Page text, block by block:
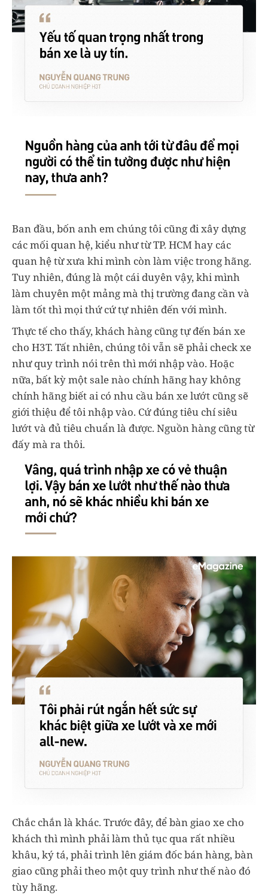
Ban đầu, bốn anh em chúng tôi cũng đi xây dựng
các mối quan hệ, kiểu như từ TP. HCM hay các
quan hệ từ xưa khi mình còn làm việc trong hãng.
Tuy nhiên, đúng là một cái duyên vậy, khi mình
làm chuyên một mảng mà thị trường đang cần và
làm tốt thì mọi thứ cứ tự nhiên đến với mình.
Thực tế cho thấy, khách hàng cũng tự đến bán xe
cho H3T. Tất nhiên, chúng tôi vẫn sẽ phải check xe
như quy trình nói trên thì mới nhập vào. Hoặc
nữa, bất kỳ một sale nào chính hãng hay không
chính hãng biết ai có nhu cầu bán xe lướt cũng sẽ
giới thiệu để tôi nhập vào. Cứ đúng tiêu chí siêu
lướt và đủ tiêu chuẩn là được. Nguồn hàng cũng từ
đấy mà ra thôi.
Chắc chắn là khác. Trước đây, để bàn giao xe cho
khách thì mình phải làm thủ tục qua rất nhiều
khâu, ký tá, phải trình lên giám đốc bán hàng, bàn
giao cũng phải theo một quy trình như thế nào đó
tùy hãng.